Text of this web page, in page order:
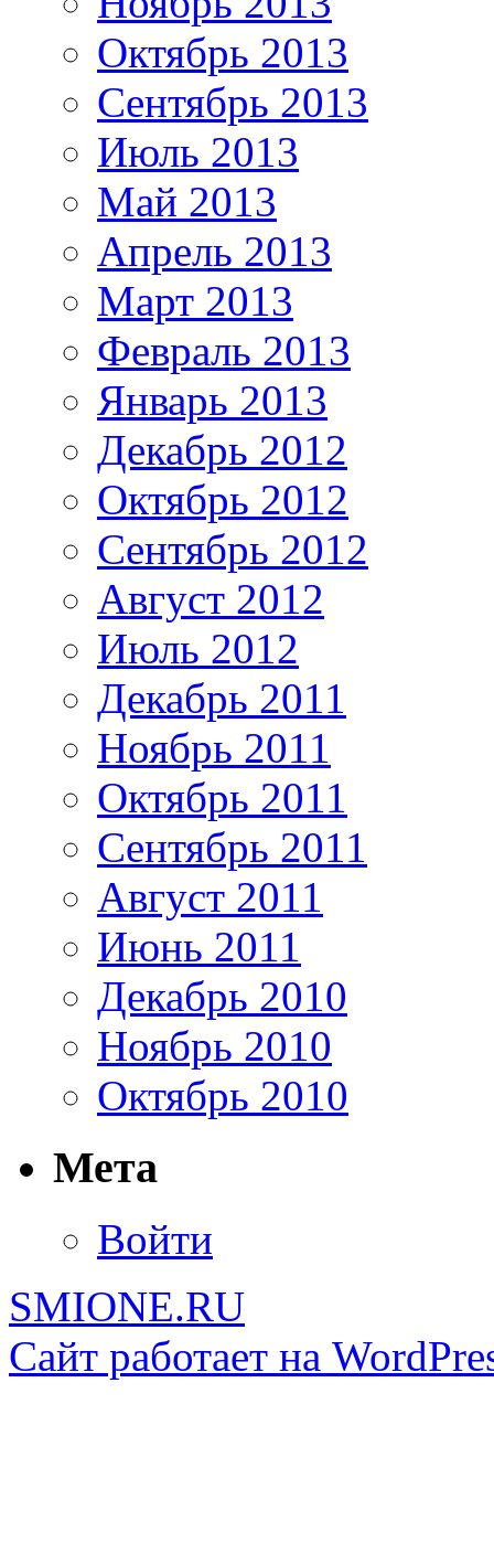
Октябрь 2013
Сентябрь 2013
Июль 2013
Май 2013
Апрель 2013
Март 2013
Февраль 2013
Январь 2013
Декабрь 2012
Октябрь 2012
Сентябрь 2012
Август 2012
Июль 2012
Декабрь 2011
Ноябрь 2011
Октябрь 2011
Сентябрь 2011
Август 2011
Июнь 2011
Декабрь 2010
Ноябрь 2010
Октябрь 2010
Мета
Войти
SMIONE.RU
Сайт работает на